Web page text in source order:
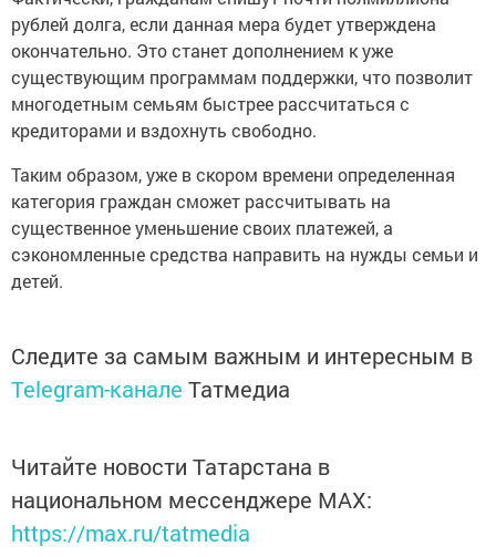
рублей долга, если данная мера будет утверждена
окончательно. Это станет дополнением к уже
существующим программам поддержки, что позволит
многодетным семьям быстрее рассчитаться с
кредиторами и вздохнуть свободно.
Таким образом, уже в скором времени определенная
категория граждан сможет рассчитывать на
существенное уменьшение своих платежей, а
сэкономленные средства направить на нужды семьи и
детей.
Следите за самым важным и интересным в
Telegram-канале Татмедиа
Читайте новости Татарстана в
национальном мессенджере MАХ:
https://max.ru/tatmedia